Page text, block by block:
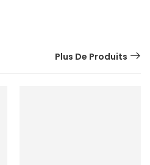
Plus De Produits